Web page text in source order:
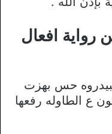
افعال
حس بهزت
ع الطاوله رفعها